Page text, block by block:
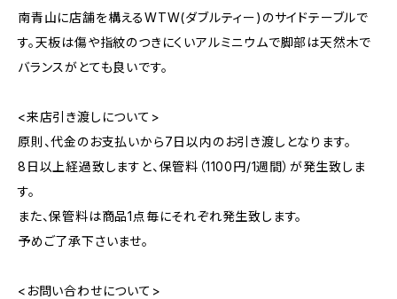
南青山に店舗を構えるWTW(ダブルティー)のサイドテーブルで
す。天板は傷や指紋のつきにくいアルミニウムで脚部は天然木で
バランスがとても良いです。
<来店引き渡しについて>
原則、代金のお支払いから7日以内のお引き渡しとなります。
8日以上経過致しますと、保管料（1100円/1週間）が発生致しま
す。
また、保管料は商品1点毎にそれぞれ発生致します。
予めご了承下さいませ。
<お問い合わせについて>